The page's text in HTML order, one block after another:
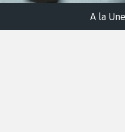
A la Une